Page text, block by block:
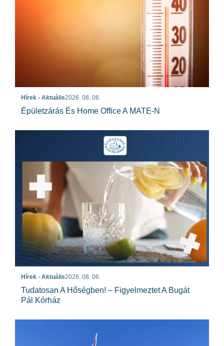
Hírek - Aktuális2026. 08. 06.
Épületzárás És Home Office A MATE-N
Hírek - Aktuális2026. 08. 06.
Tudatosan A Hőségben! – Figyelmeztet A Bugát
Pál Kórház